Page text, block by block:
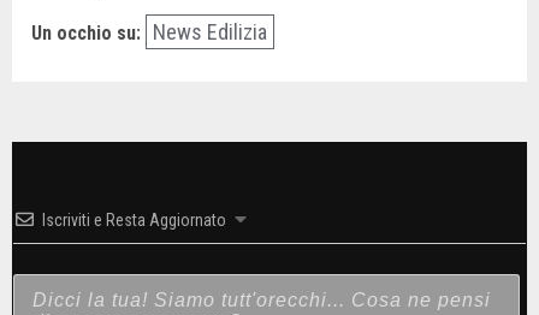
Un occhio su: News Edilizia
Iscriviti e Resta Aggiornato